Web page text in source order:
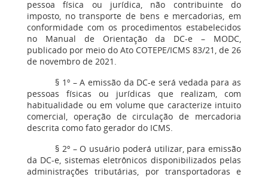
pessoa física ou jurídica, não contribuinte do
imposto, no transporte de bens e mercadorias, em
conformidade com os procedimentos estabelecidos
no Manual de Orientação da DC-e – MODC,
publicado por meio do Ato COTEPE/ICMS 83/21, de 26
de novembro de 2021.
§ 1º – A emissão da DC-e será vedada para as
pessoas físicas ou jurídicas que realizam, com
habitualidade ou em volume que caracterize intuito
comercial, operação de circulação de mercadoria
descrita como fato gerador do ICMS.
§ 2º – O usuário poderá utilizar, para emissão
da DC-e, sistemas eletrônicos disponibilizados pelas
administrações tributárias, por transportadoras e